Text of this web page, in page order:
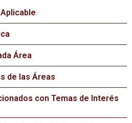
Área
de las Áreas
con Temas de Interés